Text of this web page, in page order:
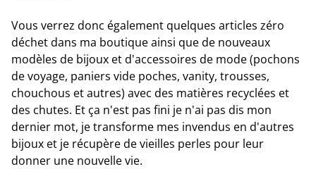
Vous verrez donc également quelques articles zéro
déchet dans ma boutique ainsi que de nouveaux
modèles de bijoux et d'accessoires de mode (pochons
de voyage, paniers vide poches, vanity, trousses,
chouchous et autres) avec des matières recyclées et
des chutes. Et ça n'est pas fini je n'ai pas dis mon
dernier mot, je transforme mes invendus en d'autres
bijoux et je récupère de vieilles perles pour leur
donner une nouvelle vie.